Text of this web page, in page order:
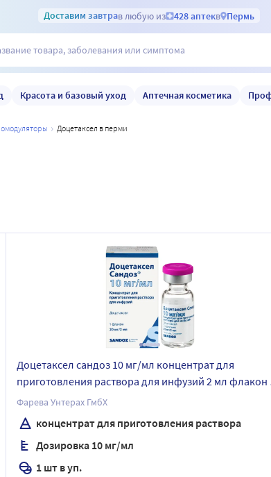
Доставим завтрав любую из 428 аптекв Пермь
Красота и базовый уход Аптечная косметика
доцетаксел в перми
Доцетаксел сандоз 10 мг/мл концентрат для
приготовления раствора для инфузий 2 мл флакон
шт.
Фарева Унтерах ГмбХ
концентрат для приготовления раствора
Дозировка 10 мг/мл
1 шт в уп.